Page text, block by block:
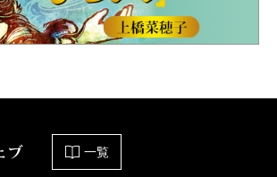
ブ 一覧